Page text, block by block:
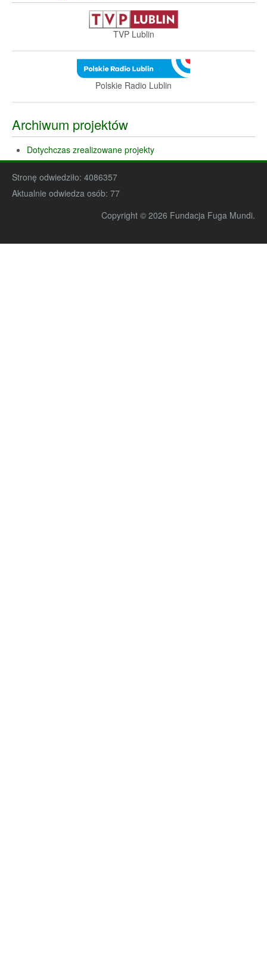
TVP Lublin
Polskie Radio Lublin
Archiwum projektów
Dotychczas zrealizowane projekty
Stronę odwiedziło: 4086357
Aktualnie odwiedza osób: 77
Copyright © 2026 Fundacja Fuga Mundi.